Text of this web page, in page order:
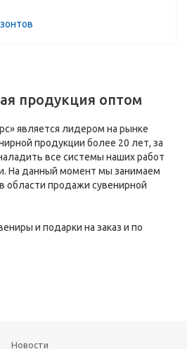
продукция оптом
является лидером на рынке
продукции более 20 лет, за
все системы наших работ
На данный момент мы занимаем
области продажи сувенирной
и подарки на заказ и по
Новости